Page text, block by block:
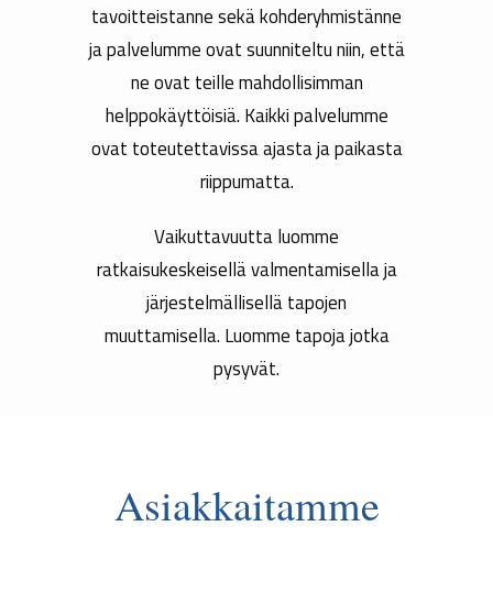
tavoitteistanne sekä kohderyhmistänne
ja palvelumme ovat suunniteltu niin, että
ne ovat teille mahdollisimman
helppokäyttöisiä. Kaikki palvelumme
ovat toteutettavissa ajasta ja paikasta
riippumatta.
Vaikuttavuutta luomme
ratkaisukeskeisellä valmentamisella ja
järjestelmällisellä tapojen
muuttamisella. Luomme tapoja jotka
pysyvät.
Asiakkaitamme